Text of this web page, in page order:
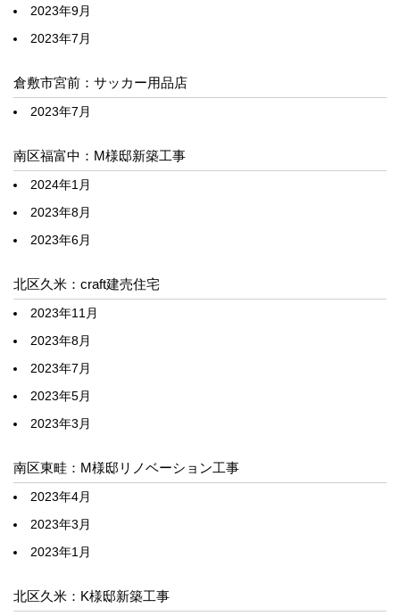
2023年9月
2023年7月
倉敷市宮前：サッカー用品店
2023年7月
南区福富中：M様邸新築工事
2024年1月
2023年8月
2023年6月
北区久米：craft建売住宅
2023年11月
2023年8月
2023年7月
2023年5月
2023年3月
南区東畦：M様邸リノベーション工事
2023年4月
2023年3月
2023年1月
北区久米：K様邸新築工事